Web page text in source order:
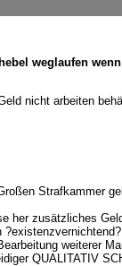
weglaufen
nicht arbeiten
Strafkammer
zusätzliches
weiterer
QUALITATIV